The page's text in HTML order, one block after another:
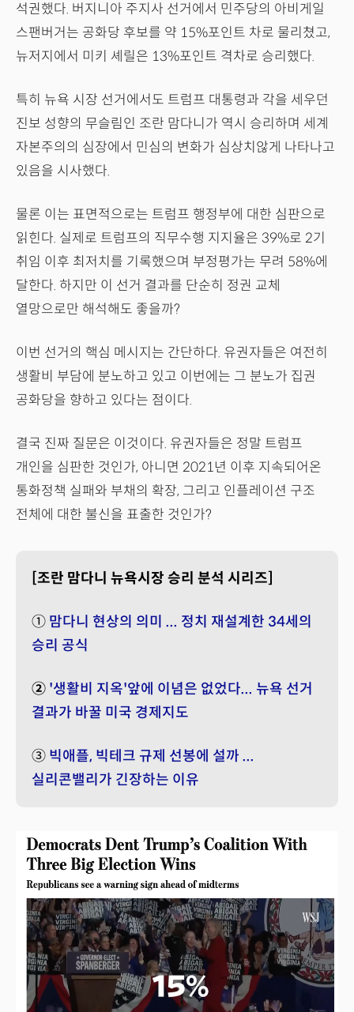
석권했다. 버지니아 주지사 선거에서 민주당의 아비게일
스팬버거는 공화당 후보를 약 15%포인트 차로 물리쳤고,
뉴저지에서 미키 셰릴은 13%포인트 격차로 승리했다.
특히 뉴욕 시장 선거에서도 트럼프 대통령과 각을 세우던
진보 성향의 무슬림인 조란 맘다니가 역시 승리하며 세계
자본주의의 심장에서 민심의 변화가 심상치않게 나타나고
있음을 시사했다.
물론 이는 표면적으로는 트럼프 행정부에 대한 심판으로
읽힌다. 실제로 트럼프의 직무수행 지지율은 39%로 2기
취임 이후 최저치를 기록했으며 부정평가는 무려 58%에
달한다. 하지만 이 선거 결과를 단순히 정권 교체
열망으로만 해석해도 좋을까?
이번 선거의 핵심 메시지는 간단하다. 유권자들은 여전히
생활비 부담에 분노하고 있고 이번에는 그 분노가 집권
공화당을 향하고 있다는 점이다.
결국 진짜 질문은 이것이다. 유권자들은 정말 트럼프
개인을 심판한 것인가, 아니면 2021년 이후 지속되어온
통화정책 실패와 부채의 확장, 그리고 인플레이션 구조
전체에 대한 불신을 표출한 것인가?
[조란 맘다니 뉴욕시장 승리 분석 시리즈]
① 맘다니 현상의 의미 ... 정치 재설계한 34세의
승리 공식
② '생활비 지옥'앞에 이념은 없었다... 뉴욕 선거
결과가 바꿀 미국 경제지도
③ 빅애플, 빅테크 규제 선봉에 설까 ...
실리콘밸리가 긴장하는 이유